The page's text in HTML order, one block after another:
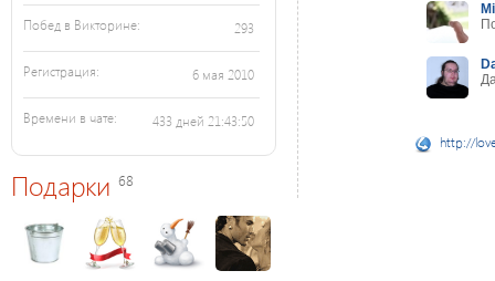
Побед в Викторине: 293
Регистрация: 6 мая 2010
Времени в чате: 433 дней 21:43:50
Подарки 68
http://